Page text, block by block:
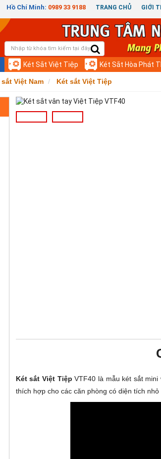
Hồ Chí Minh: 0989 33 9188 TRANG CHỦ GIỚI
Két Sắt Việt Tiệp Két Sắt Hòa Phát
sắt Việt Nam Két sắt Việt Tiệp
Két sắt Việt Tiệp VTF40 là mẫu két sắt
thích hợp cho các căn phòng có diện tích